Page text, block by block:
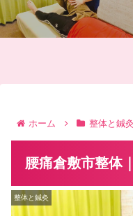
ホーム 整体と鍼灸
腰痛倉敷市整体
整体と鍼灸